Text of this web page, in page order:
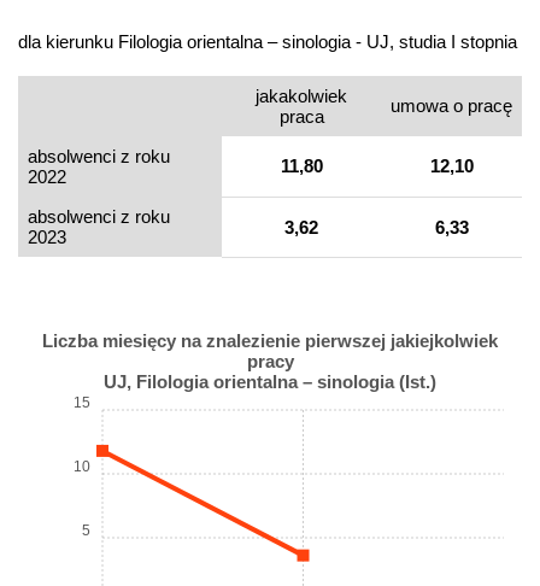
dla kierunku Filologia orientalna – sinologia - UJ, studia I stopnia
jakakolwiek
praca
umowa o pracę
absolwenci z roku
2022
11,80 12,10
absolwenci z roku
2023
3,62 6,33
Liczba miesięcy na znalezienie pierwszej jakiejkolwiek
pracy
UJ, Filologia orientalna – sinologia (Ist.)
5
10
15